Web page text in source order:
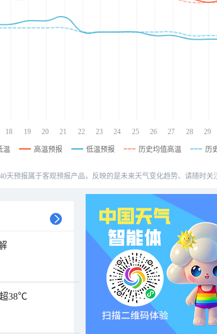
18 19 20 21 22 23 24 25 26 27 28 29
温 高温预报 低温预报 历史均值高温 历
天预报属于客观预报产品，反映的是未来天气变化趋势、请随时关
38℃